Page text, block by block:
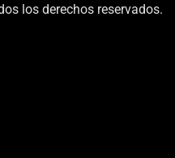
los derechos reservados.